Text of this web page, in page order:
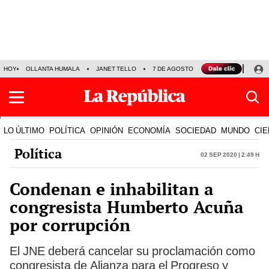
HOY OLLANTA HUMALA JANET TELLO 7 DE AGOSTO TINKA RESULTADOS
LO ÚLTIMO POLÍTICA OPINIÓN ECONOMÍA SOCIEDAD MUNDO
Política 02 Sep 2020 | 2:49 h
Condenan e inhabilitan a
congresista Humberto Acuña
por corrupción
El JNE deberá cancelar su proclamación como
congresista de Alianza para el Progreso y